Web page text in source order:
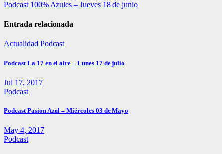
de
entradas
Podcast 100% Azules – Jueves 18 de junio
Entrada relacionada
Actualidad Podcast
Podcast La 17 en el aire – Lunes 17 de julio
Jul 17, 2017
Podcast
Podcast Pasion Azul – Miércoles 03 de Mayo
May 4, 2017
Podcast